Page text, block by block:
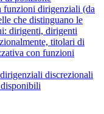
funzioni dirigenziali (da
che distinguano le
dirigenti, dirigenti
titolari di
con funzioni
discrezionali